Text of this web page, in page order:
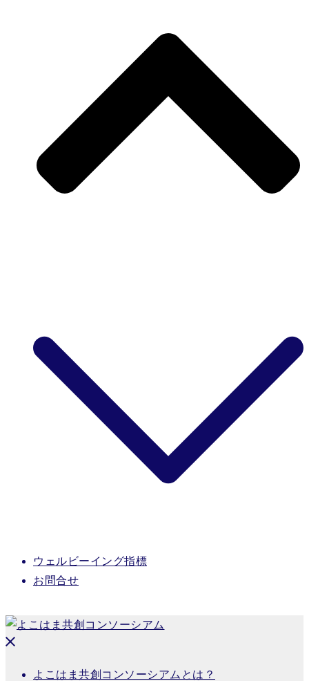
ウェルビーイング指標
お問合せ
よこはま共創コンソーシアムとは？